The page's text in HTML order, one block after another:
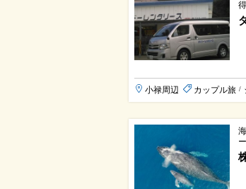
小禄周辺 カップル旅 /